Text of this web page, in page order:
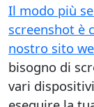
Il modo più
screenshot è
nostro sito
bisogno di
vari